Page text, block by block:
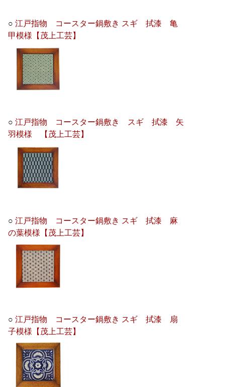
○江戸指物 コースター鍋敷き スギ 拭漆 亀
甲模様【茂上工芸】
○江戸指物 コースター鍋敷き スギ 拭漆 矢
羽模様 【茂上工芸】
○江戸指物 コースター鍋敷き スギ 拭漆 麻
の葉模様【茂上工芸】
○江戸指物 コースター鍋敷き スギ 拭漆 扇
子模様【茂上工芸】